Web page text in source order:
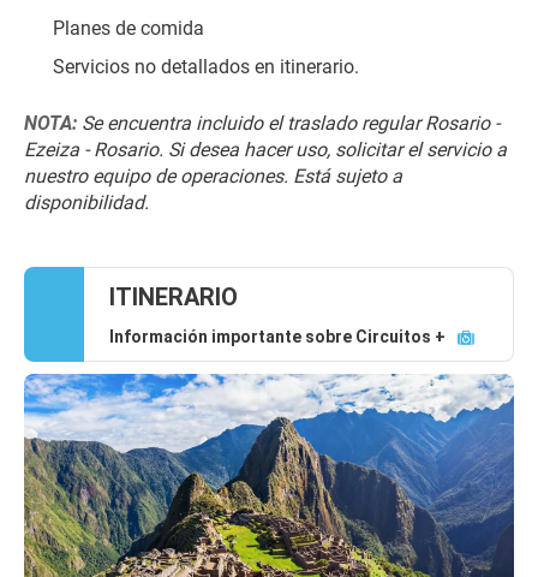
Planes de comida
Servicios no detallados en itinerario.
NOTA: Se encuentra incluido el traslado regular Rosario -
Ezeiza - Rosario. Si desea hacer uso, solicitar el servicio a
nuestro equipo de operaciones. Está sujeto a
disponibilidad.
ITINERARIO
Información importante sobre Circuitos +